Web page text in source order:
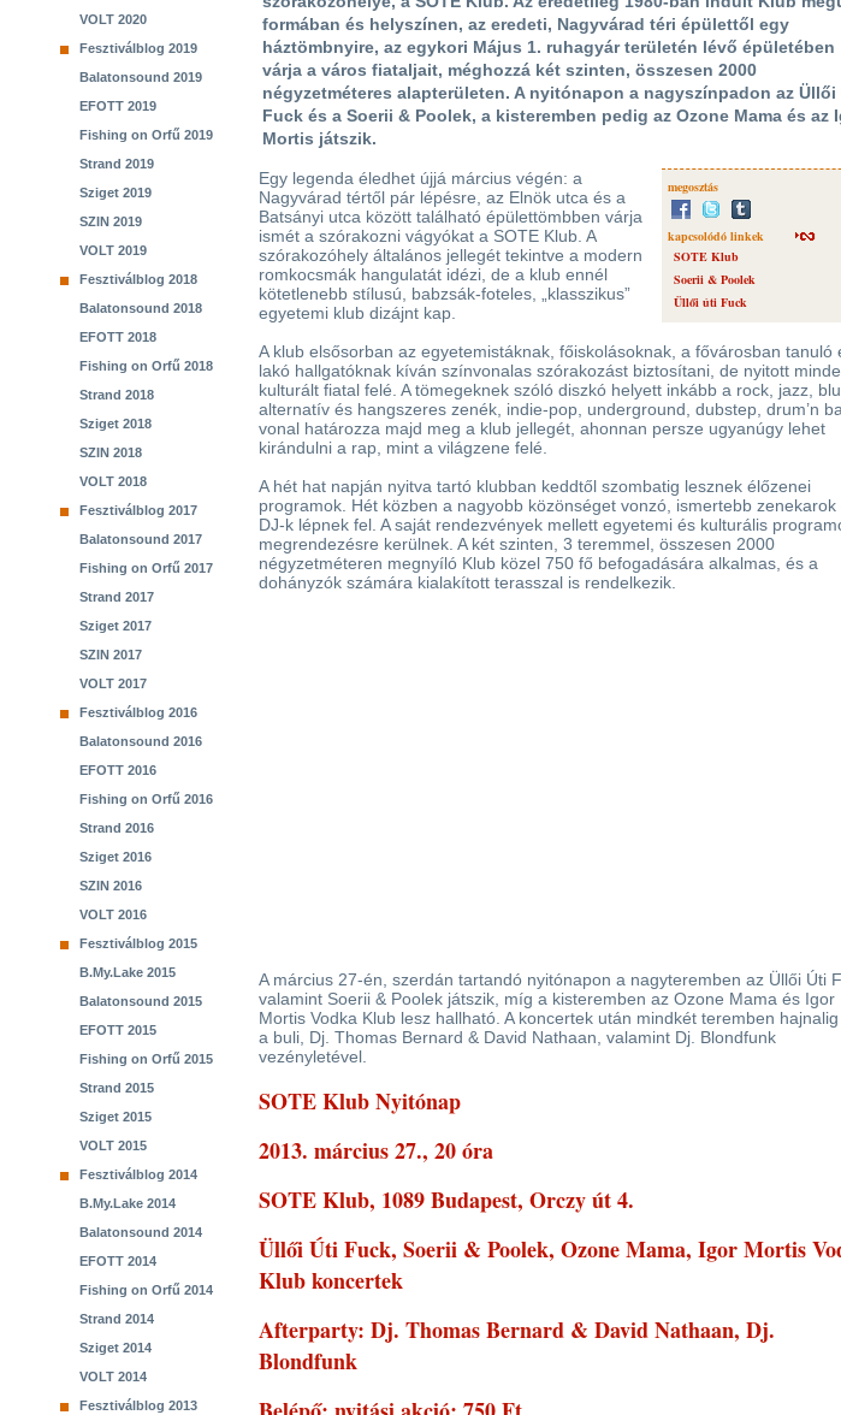
VOLT 2020
Fesztiválblog 2019
Balatonsound 2019
EFOTT 2019
Fishing on Orfű 2019
Strand 2019
Sziget 2019
SZIN 2019
VOLT 2019
Fesztiválblog 2018
Balatonsound 2018
EFOTT 2018
Fishing on Orfű 2018
Strand 2018
Sziget 2018
SZIN 2018
VOLT 2018
Fesztiválblog 2017
Balatonsound 2017
Fishing on Orfű 2017
Strand 2017
Sziget 2017
SZIN 2017
VOLT 2017
Fesztiválblog 2016
Balatonsound 2016
EFOTT 2016
Fishing on Orfű 2016
Strand 2016
Sziget 2016
SZIN 2016
VOLT 2016
Fesztiválblog 2015
B.My.Lake 2015
Balatonsound 2015
EFOTT 2015
Fishing on Orfű 2015
Strand 2015
Sziget 2015
VOLT 2015
Fesztiválblog 2014
B.My.Lake 2014
Balatonsound 2014
EFOTT 2014
Fishing on Orfű 2014
Strand 2014
Sziget 2014
VOLT 2014
Fesztiválblog 2013
formában és helyszínen, az eredeti, Nagyvárad téri épülettől egy
háztömbnyire, az egykori Május 1. ruhagyár területén lévő épületében
várja a város fiataljait, méghozzá két szinten, összesen 2000
négyzetméteres alapterületen. A nyitónapon a nagyszínpadon az Üllői
Fuck és a Soerii & Poolek, a kisteremben pedig az Ozone Mama és az
Mortis játszik.
megosztás
kapcsolódó linkek
SOTE Klub
Soerii & Poolek
Üllői úti Fuck
Egy legenda éledhet újjá március végén: a
Nagyvárad tértől pár lépésre, az Elnök utca és a
Batsányi utca között található épülettömbben várja
ismét a szórakozni vágyókat a SOTE Klub. A
szórakozóhely általános jellegét tekintve a modern
romkocsmák hangulatát idézi, de a klub ennél
kötetlenebb stílusú, babzsák-foteles, „klasszikus”
egyetemi klub dizájnt kap.
A klub elsősorban az egyetemistáknak, főiskolásoknak, a fővárosban tanuló
lakó hallgatóknak kíván színvonalas szórakozást biztosítani, de nyitott
kulturált fiatal felé. A tömegeknek szóló diszkó helyett inkább a rock, jazz,
alternatív és hangszeres zenék, indie-pop, underground, dubstep, drum’n
vonal határozza majd meg a klub jellegét, ahonnan persze ugyanúgy lehet
kirándulni a rap, mint a világzene felé.
A hét hat napján nyitva tartó klubban keddtől szombatig lesznek élőzenei
programok. Hét közben a nagyobb közönséget vonzó, ismertebb zenekarok
DJ-k lépnek fel. A saját rendezvények mellett egyetemi és kulturális
megrendezésre kerülnek. A két szinten, 3 teremmel, összesen 2000
négyzetméteren megnyíló Klub közel 750 fő befogadására alkalmas, és a
dohányzók számára kialakított terasszal is rendelkezik.
A március 27-én, szerdán tartandó nyitónapon a nagyteremben az Üllői Úti
valamint Soerii & Poolek játszik, míg a kisteremben az Ozone Mama és Igor
Mortis Vodka Klub lesz hallható. A koncertek után mindkét teremben
a buli, Dj. Thomas Bernard & David Nathaan, valamint Dj. Blondfunk
vezényletével.
SOTE Klub Nyitónap
2013. március 27., 20 óra
SOTE Klub, 1089 Budapest, Orczy út 4.
Üllői Úti Fuck, Soerii & Poolek, Ozone Mama, Igor Mortis
Klub koncertek
Afterparty: Dj. Thomas Bernard & David Nathaan, Dj.
Blondfunk